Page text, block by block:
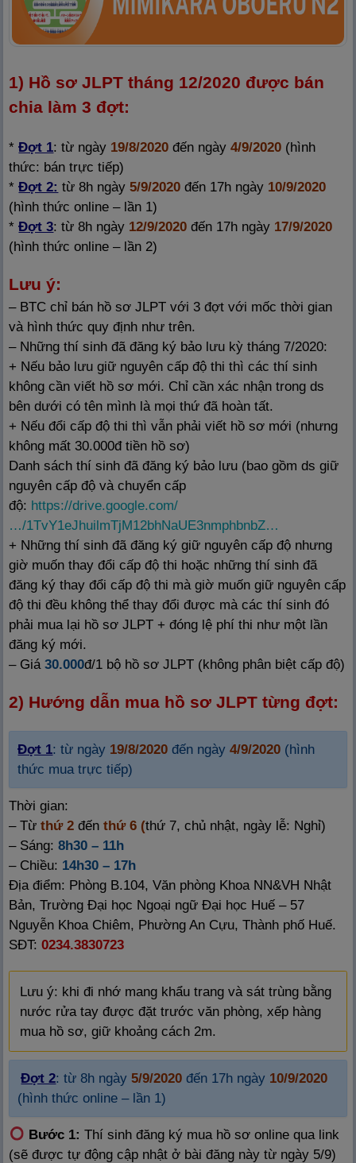
1) Hồ sơ JLPT tháng 12/2020 được bán
chia làm 3 đợt:
*Đợt 1: từ ngày 19/8/2020 đến ngày4/9/2020 (hình
thức: bán trực tiếp)
*Đợt 2: từ 8h ngày5/9/2020 đến 17h ngày 10/9/2020
(hình thức online – lần 1)
*Đợt 3: từ 8h ngày 12/9/2020 đến 17h ngày 17/9/2020
(hình thức online – lần 2)
Lưu ý:
– BTC chỉ bán hồ sơ JLPT với 3 đợt với mốc thời gian
và hình thức quy định như trên.
– Những thí sinh đã đăng ký bảo lưu kỳ tháng 7/2020:
+ Nếu bảo lưu giữ nguyên cấp độ thi thì các thí sinh
không cần viết hồ sơ mới. Chỉ cần xác nhận trong ds
bên dưới có tên mình là mọi thứ đã hoàn tất.
+ Nếu đổi cấp độ thi thì vẫn phải viết hồ sơ mới (nhưng
không mất 30.000đ tiền hồ sơ)
Danh sách thí sinh đã đăng ký bảo lưu (bao gồm ds giữ
nguyên cấp độ và chuyển cấp
độ: https://drive.google.com/
…/1TvY1eJhuilmTjM12bhNaUE3nmphbnbZ…
+ Những thí sinh đã đăng ký giữ nguyên cấp độ nhưng
giờ muốn thay đổi cấp độ thi hoặc những thí sinh đã
đăng ký thay đổi cấp độ thi mà giờ muốn giữ nguyên cấp
độ thi đều không thể thay đổi được mà các thí sinh đó
phải mua lại hồ sơ JLPT + đóng lệ phí thi như một lần
đăng ký mới.
– Giá30.000đ/1 bộ hồ sơ JLPT (không phân biệt cấp độ)
2) Hướng dẫn mua hồ sơ JLPT từng đợt:
Đợt 1: từ ngày 19/8/2020 đến ngày4/9/2020 (hình
thức mua trực tiếp)
Thời gian:
– Từthứ 2 đếnthứ 6 (thứ 7, chủ nhật, ngày lễ: Nghỉ)
– Sáng: 8h30 – 11h
– Chiều: 14h30 – 17h
Địa điểm: Phòng B.104, Văn phòng Khoa NN&VH Nhật
Bản, Trường Đại học Ngoại ngữ Đại học Huế – 57
Nguyễn Khoa Chiêm, Phường An Cựu, Thành phố Huế.
SĐT:0234.3830723
Lưu ý: khi đi nhớ mang khẩu trang và sát trùng bằng
nước rửa tay được đặt trước văn phòng, xếp hàng
mua hồ sơ, giữ khoảng cách 2m.
Đợt 2: từ 8h ngày5/9/2020 đến 17h ngày 10/9/2020
(hình thức online – lần 1)
Bước 1: Thí sinh đăng ký mua hồ sơ online qua link
(sẽ được tự động cập nhật ở bài đăng này từ ngày 5/9)